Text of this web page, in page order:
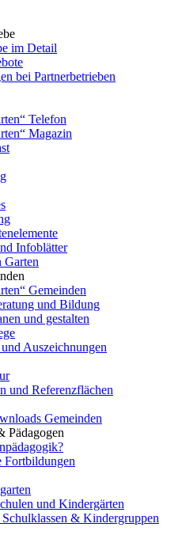
im Detail
bei Partnerbetrieben
Telefon
Magazin
Infoblätter
Garten
Gemeinden
und Bildung
und gestalten
Auszeichnungen
und Referenzflächen
Gemeinden
Pädagogen
Fortbildungen
und Kindergärten
& Kindergruppen